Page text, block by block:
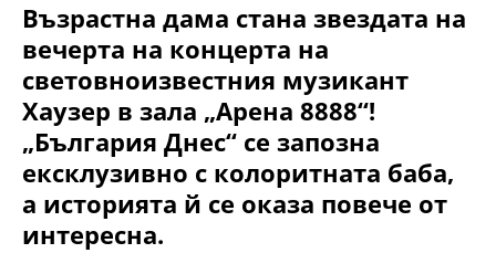
Възрастна дама стана звездата на
вечерта на концерта на
световноизвестния музикант
Хаузер в зала „Арена 8888“!
„България Днес“ се запозна
ексклузивно с колоритната баба,
а историята й се оказа повече от
интересна.